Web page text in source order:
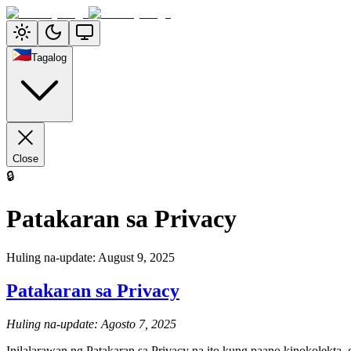
Tagalog
Close
🔒
Patakaran sa Privacy
Huling na-update: August 9, 2025
Patakaran sa Privacy
Huling na-update: Agosto 7, 2025